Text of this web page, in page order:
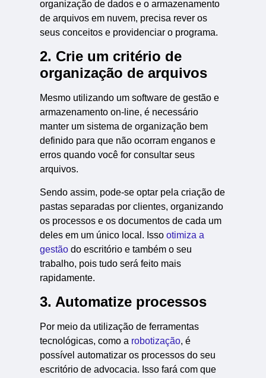
organização de dados e o armazenamento
de arquivos em nuvem, precisa rever os
seus conceitos e providenciar o programa.
2. Crie um critério de
organização de arquivos
Mesmo utilizando um software de gestão e
armazenamento on-line, é necessário
manter um sistema de organização bem
definido para que não ocorram enganos e
erros quando você for consultar seus
arquivos.
Sendo assim, pode-se optar pela criação de
pastas separadas por clientes, organizando
os processos e os documentos de cada um
deles em um único local. Issootimiza a
gestão do escritório e também o seu
trabalho, pois tudo será feito mais
rapidamente.
3. Automatize processos
Por meio da utilização de ferramentas
tecnológicas, como a robotização, é
possível automatizar os processos do seu
escritório de advocacia. Isso fará com que